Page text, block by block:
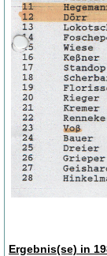
Ergebnis(se) in